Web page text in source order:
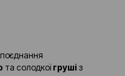
та солодкоїгруші з